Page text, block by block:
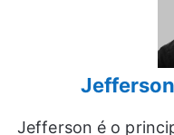
Jefferson é o